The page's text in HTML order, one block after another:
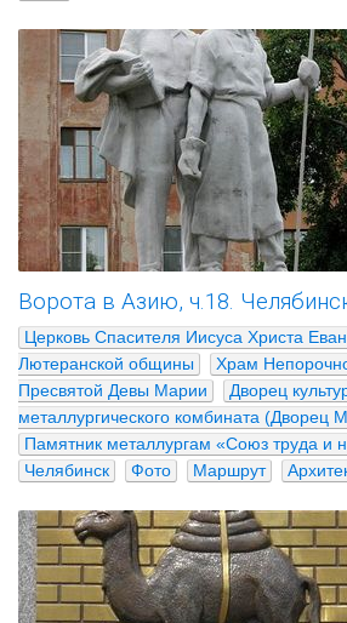
Ворота в Азию, ч.18.
Церковь Спасителя Иисуса Христа
Лютеранской общины
Храм
Пресвятой Девы Марии
Дворец
металлургического комбината (Дворец
Памятник металлургам «Союз труда и
Челябинск
Фото Маршрут